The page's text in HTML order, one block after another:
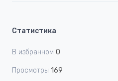
Статистика
В избранном 0
Просмотры 169